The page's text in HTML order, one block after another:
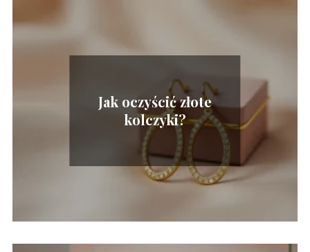
Jak oczyścić złote
kolczyki?